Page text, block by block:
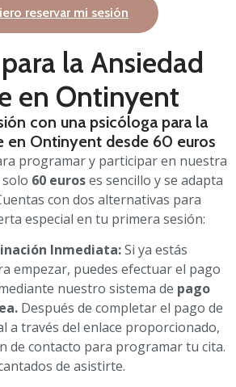
reservar mi sesión
la Ansiedad
en Ontinyent
con una psicóloga para la
en Ontinyent desde 60 euros
programar y participar en nuestra
60 euroses sencillo y se adapta
con dos alternativas para
especial en tu primera sesión:
Inmediata:Si ya estás
empezar, puedes efectuar el pago
nuestro sistema de pago
Después de completar el pago de
a través del enlace proporcionado,
de contacto para programar tu cita.
de asistirte.